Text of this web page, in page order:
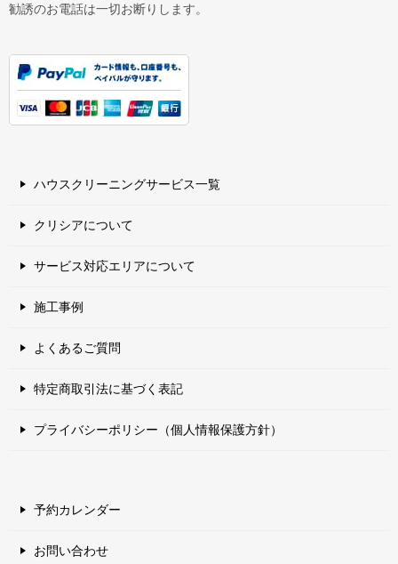
勧誘のお電話は一切お断りします。
ハウスクリーニングサービス一覧
クリシアについて
サービス対応エリアについて
施工事例
よくあるご質問
特定商取引法に基づく表記
プライバシーポリシー（個人情報保護方針）
予約カレンダー
お問い合わせ